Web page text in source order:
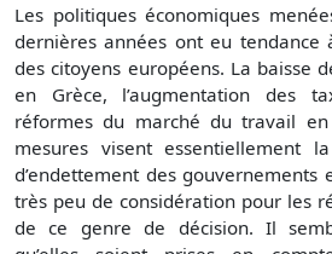
Les politiques économiques
dernières années ont eu tendance
des citoyens européens. La baisse
en Grèce, l’augmentation des
réformes du marché du travail
mesures visent essentiellement
d’endettement des gouvernements
très peu de considération pour les
de ce genre de décision. Il